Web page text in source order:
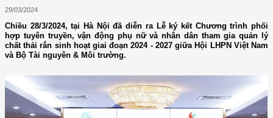
29/03/2024
Chiều 28/3/2024, tại Hà Nội đã diễn ra Lễ ký kết Chương trình phối
hợp tuyên truyền, vận động phụ nữ và nhân dân tham gia quản lý
chất thải rắn sinh hoạt giai đoạn 2024 - 2027 giữa Hội LHPN Việt Nam
và Bộ Tài nguyên & Môi trường.